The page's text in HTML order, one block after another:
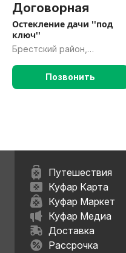
Договорная
Остекление дачи ''под
ключ''
Брестский район,
Позвонить
Путешествия
Куфар Карта
Куфар Маркет
Куфар Медиа
Доставка
Рассрочка